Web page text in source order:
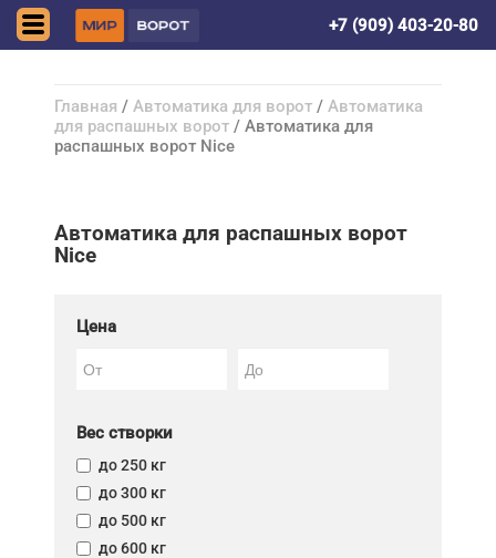
+7 (909) 403-20-80
Главная / Автоматика для ворот / Автоматика
для распашных ворот / Автоматика для
распашных ворот Nice
Автоматика для распашных ворот
Nice
Цена
Вес створки
до 250 кг
до 300 кг
до 500 кг
до 600 кг